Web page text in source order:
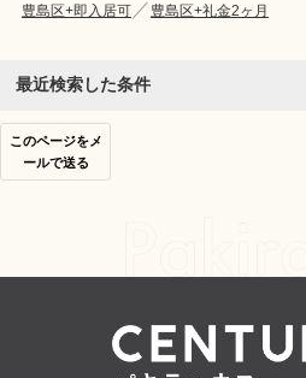
豊島区+即入居可
豊島区+礼金2ヶ月
最近検索した条件
このページをメ
ールで送る